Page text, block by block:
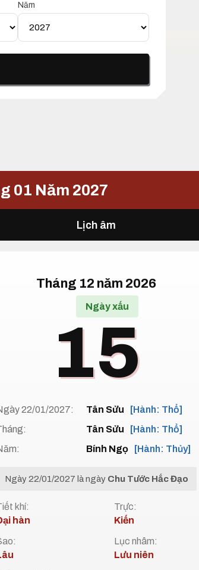
Năm
01 Năm 2027
Lịch âm
Tháng 12 năm 2026
Ngày xấu
15
22/01/2027: Tân Sửu
[Hành: Thổ]
Tân Sửu
[Hành: Thổ]
Bính Ngọ [Hành: Thủy]
Ngày 22/01/2027 là ngày Chu Tước Hắc Đạo
khí:
hàn
Trực:
Kiến
Lục nhâm:
Lưu niên